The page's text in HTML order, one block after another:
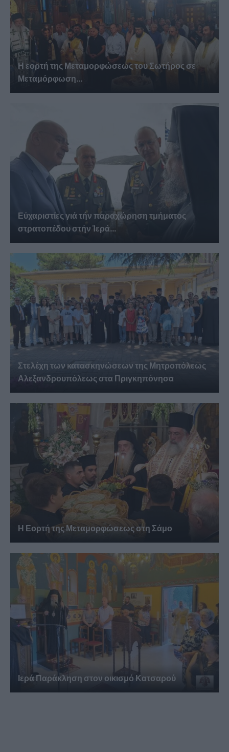
Η εορτή της Μεταμορφώσεως του Σωτήρος σε
Μεταμόρφωση...
Εὐχαριστίες γιά τήν παραχώρηση τμήματος
στρατοπέδου στήν Ἱερά...
Στελέχη των κατασκηνώσεων της Μητροπόλεως
Αλεξανδρουπόλεως στα Πριγκηπόνησα
Η Εορτή της Μεταμορφώσεως στη Σάμο
Ιερά Παράκληση στον οικισμό Κατσαρού